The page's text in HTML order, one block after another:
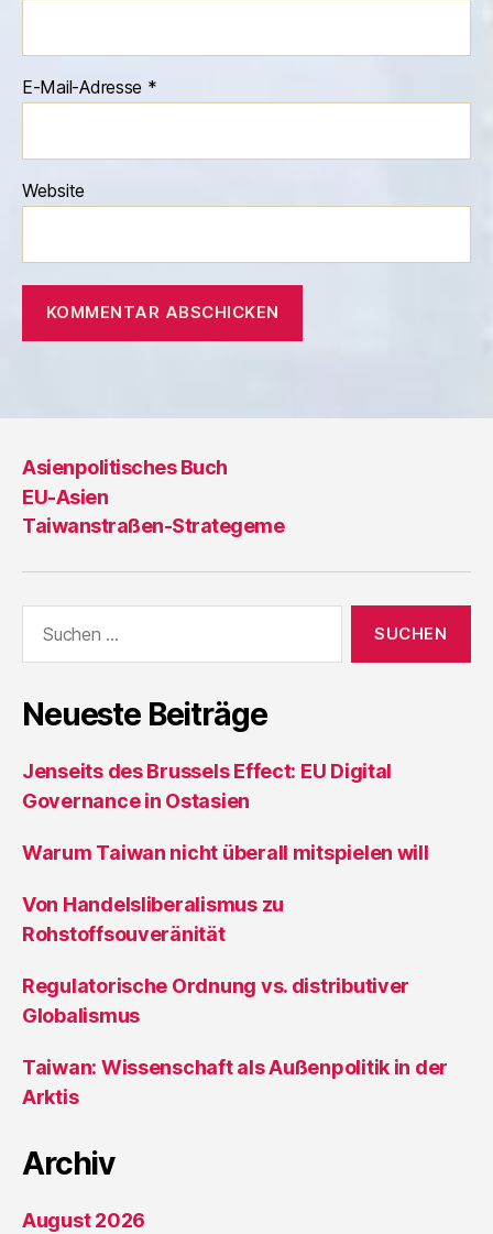
E-Mail-Adresse *
Website
Asienpolitisches Buch
EU-Asien
Taiwanstraßen-Strategeme
nach:
Neueste Beiträge
Jenseits des Brussels Effect: EU Digital
Governance in Ostasien
Warum Taiwan nicht überall mitspielen will
Von Handelsliberalismus zu
Rohstoffsouveränität
Regulatorische Ordnung vs. distributiver
Globalismus
Taiwan: Wissenschaft als Außenpolitik in der
Arktis
Archiv
August 2026